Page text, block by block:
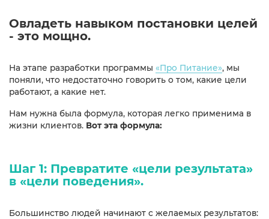
Овладеть навыком постановки целей
- это мощно.
На этапе разработки программы «Про Питание», мы
поняли, что недостаточно говорить о том, какие цели
работают, а какие нет.
Нам нужна была формула, которая легко применима в
жизни клиентов. Вот эта формула:
Шаг 1: Превратите «цели результата»
в «цели поведения».​
Большинство людей начинают с желаемых результатов: